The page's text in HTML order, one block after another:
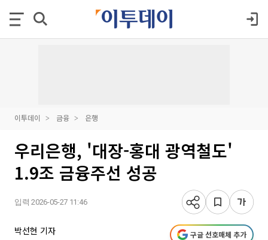
이투데이 금융 은행
우리은행, '대장-홍대 광역철도'
1.9조 금융주선 성공
입력 2026-05-27 11:46
박선현 기자 구글 선호매체 추가